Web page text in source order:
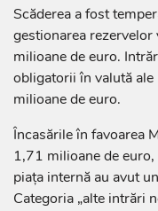
Scăderea a fost
gestionarea
milioane de euro.
obligatorii în valută
milioane de euro.
Încasările în favoarea
1,71 milioane de
piața internă au avut
Categoria „alte intrări